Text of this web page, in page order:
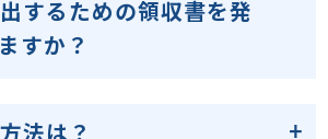
するための領収書を発
すか？